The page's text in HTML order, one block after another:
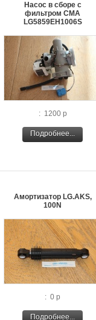
Насос в сборе с
фильтром СМА
LG5859EH1006S
: 1200 р
Подробнее...
Амортизатор LG.AKS,
100N
: 0 р
Подробнее...